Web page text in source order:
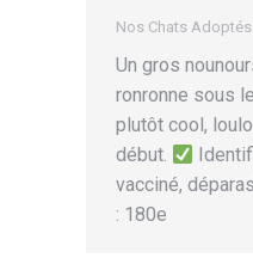
Nos Chats Adoptés
Un gros
ronronne sous
plutôt cool,
début.
vacciné,
: 180e